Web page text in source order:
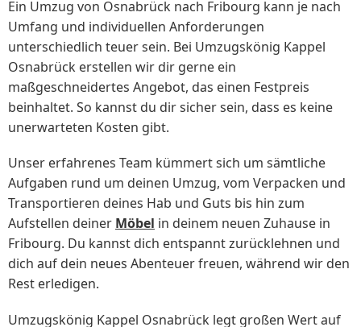
Ein Umzug von Osnabrück nach Fribourg kann je nach
Umfang und individuellen Anforderungen
unterschiedlich teuer sein. Bei Umzugskönig Kappel
Osnabrück erstellen wir dir gerne ein
maßgeschneidertes Angebot, das einen Festpreis
beinhaltet. So kannst du dir sicher sein, dass es keine
unerwarteten Kosten gibt.
Unser erfahrenes Team kümmert sich um sämtliche
Aufgaben rund um deinen Umzug, vom Verpacken und
Transportieren deines Hab und Guts bis hin zum
Aufstellen deiner Möbel in deinem neuen Zuhause in
Fribourg. Du kannst dich entspannt zurücklehnen und
dich auf dein neues Abenteuer freuen, während wir den
Rest erledigen.
Umzugskönig Kappel Osnabrück legt großen Wert auf